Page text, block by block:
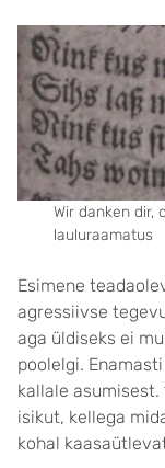
Wir danken dir,
lauluraamatus
Esimene
agressiivse
aga üldiseks ei
poolelgi.
kallale asumisest.
isikut, kellega
kohal